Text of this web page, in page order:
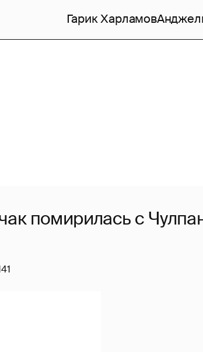
Гарик Харламов
помирилась с